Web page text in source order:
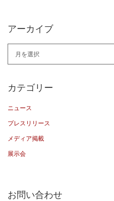
アーカイブ
ー
カ
カテゴリー
ニュース
プレスリリース
メディア掲載
展示会
お問い合わせ